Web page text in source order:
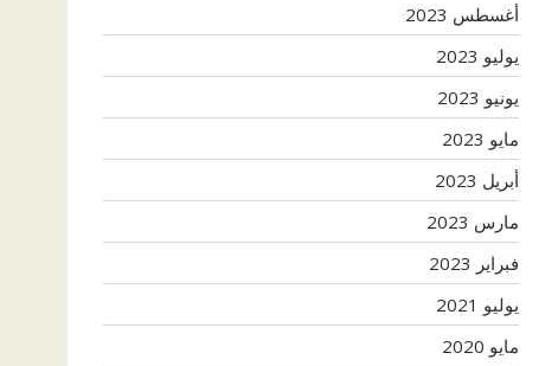
أغسطس 2023
يوليو 2023
يونيو 2023
مايو 2023
أبريل 2023
مارس 2023
فبراير 2023
يوليو 2021
مايو 2020